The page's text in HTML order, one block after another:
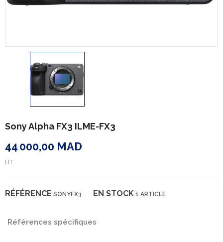
Sony Alpha FX3 ILME-FX3
44 000,00 MAD
HT
RÉFÉRENCE SONYFX3 EN STOCK 1 ARTICLE
Références spécifiques